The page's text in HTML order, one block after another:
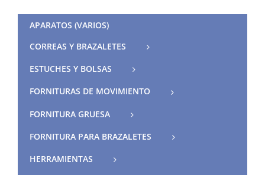
APARATOS (VARIOS)
CORREAS Y BRAZALETES
ESTUCHES Y BOLSAS
FORNITURAS DE MOVIMIENTO
FORNITURA GRUESA
FORNITURA PARA BRAZALETES
HERRAMIENTAS